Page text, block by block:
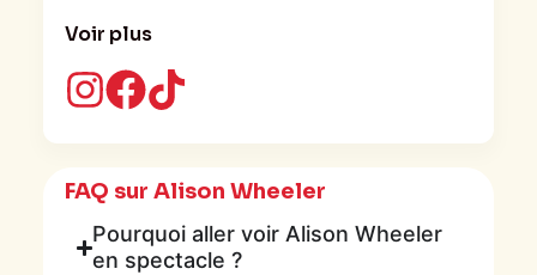
commeAvignon
Flo. Cette double présence, entre scène
et cinéma, nourrit un univers de spectacle
Voir plus
FAQ sur Alison Wheeler
Pourquoi aller voir Alison Wheeler
en spectacle ?